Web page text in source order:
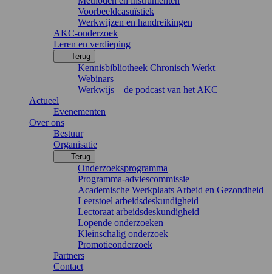
Voorbeeldcasuïstiek
Werkwijzen en handreikingen
AKC-onderzoek
Leren en verdieping
Terug
Kennisbibliotheek Chronisch Werkt
Webinars
Werkwijs – de podcast van het AKC
Actueel
Evenementen
Over ons
Bestuur
Organisatie
Terug
Onderzoeksprogramma
Programma-adviescommissie
Academische Werkplaats Arbeid en Gezondheid
Leerstoel arbeidsdeskundigheid
Lectoraat arbeidsdeskundigheid
Lopende onderzoeken
Kleinschalig onderzoek
Promotieonderzoek
Partners
Contact